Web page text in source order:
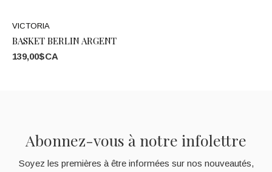
VICTORIA
BASKET BERLIN ARGENT
139,00$CA
Abonnez-vous à notre infolettre
Soyez les premières à être informées sur nos nouveautés,